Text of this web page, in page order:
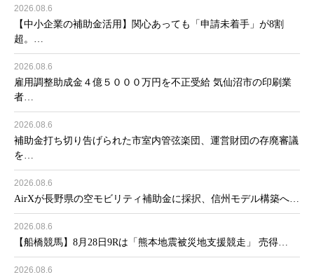
2026.08.6
【中小企業の補助金活用】関心あっても「申請未着手」が8割
超。…
2026.08.6
雇用調整助成金４億５０００万円を不正受給 気仙沼市の印刷業
者…
2026.08.6
補助金打ち切り告げられた市室内管弦楽団、運営財団の存廃審議
を…
2026.08.6
AirXが長野県の空モビリティ補助金に採択、信州モデル構築へ…
2026.08.6
【船橋競馬】8月28日9Rは「熊本地震被災地支援競走」 売得…
2026.08.6